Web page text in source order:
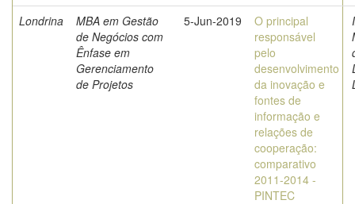
Londrina
MBA em Gestão
de Negócios com
Ênfase em
Gerenciamento
de Projetos
5-Jun-2019
O principal
responsável
pelo
desenvolvimento
da inovação e
fontes de
informação e
relações de
cooperação:
comparativo
2011-2014 -
PINTEC